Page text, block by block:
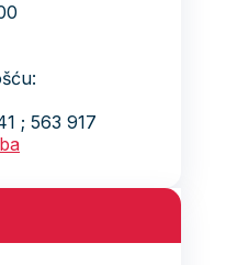
; 563 917